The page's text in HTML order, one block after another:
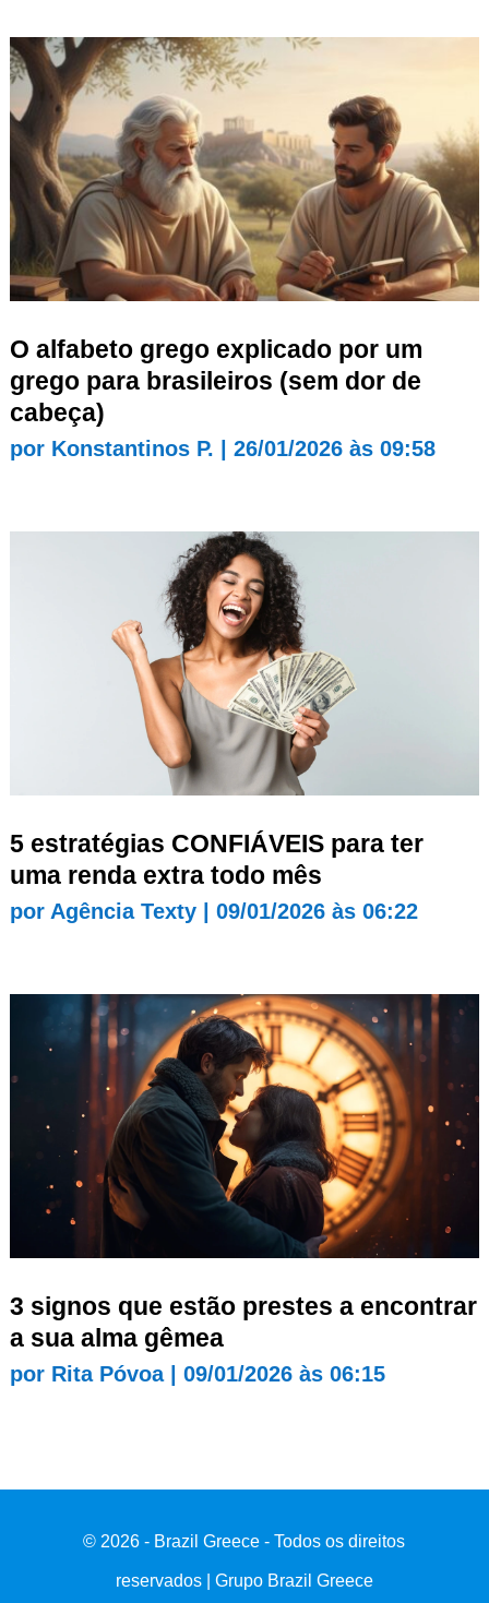
O alfabeto grego explicado por um
grego para brasileiros (sem dor de
cabeça)
por Konstantinos P. 26/01/2026 às 09:58
5 estratégias CONFIÁVEIS para ter
uma renda extra todo mês
por Agência Texty| 09/01/2026 às 06:22
3 signos que estão prestes a encontrar
a sua alma gêmea
por Rita Póvoa| 09/01/2026 às 06:15
© 2026 - Brazil Greece - Todos os direitos
reservados | Grupo Brazil Greece